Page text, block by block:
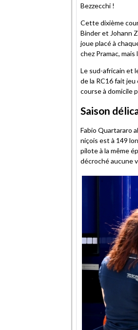
Bezzecchi !
Cette dixième
Binder et Johann
joue placé à
chez Pramac, mais
Le sud-africain et
de la RC16 fait jeu
course à domicile
Saison
Fabio Quartararo
niçois est à 149
pilote à la même
décroché aucune